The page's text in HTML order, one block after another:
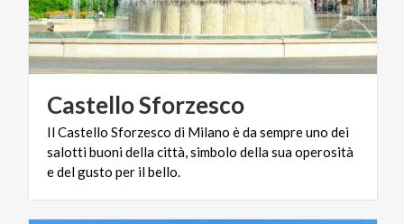
CastelloSforzesco
Il Castello Sforzesco di Milano è da sempre uno dei
salotti buoni della città, simbolo della sua operosità
e del gusto per il bello.